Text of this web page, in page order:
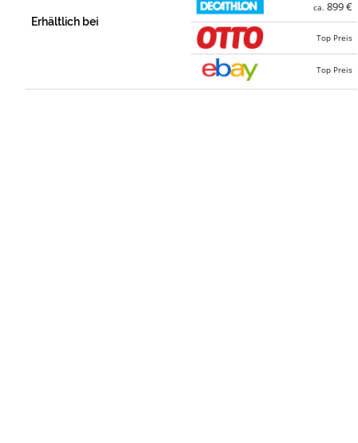
Erhältlich bei
ca.899 €
Top Preis
Top Preis